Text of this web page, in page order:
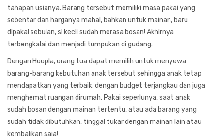
tahapan usianya. Barang tersebut memiliki masa pakai yang
sebentar dan harganya mahal, bahkan untuk mainan, baru
dipakai sebulan, si kecil sudah merasa bosan! Akhirnya
terbengkalai dan menjadi tumpukan di gudang.
Dengan Hoopla, orang tua dapat memilih untuk menyewa
barang-barang kebutuhan anak tersebut sehingga anak tetap
mendapatkan yang terbaik, dengan budget terjangkau dan juga
menghemat ruangan dirumah. Pakai seperlunya, saat anak
sudah bosan dengan mainan tertentu, atau ada barang yang
sudah tidak dibutuhkan, tinggal tukar dengan mainan lain atau
kembalikan saja!